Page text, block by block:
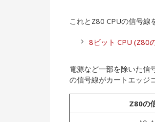
これとZ80 CPUの信号線
8ビット CPU (Z80
電源など一部を除いた信
の信号線がカートエッジ
Z80の